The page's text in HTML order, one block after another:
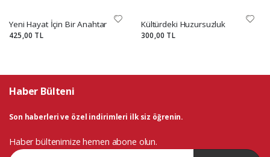
Yeni Hayat İçin Bir Anahtar
425,00 TL
Kültürdeki Huzursuzluk
300,00 TL
Haber Bülteni
Son haberleri ve özel indirimleri ilk siz öğrenin.
Haber bültenimize hemen abone olun.